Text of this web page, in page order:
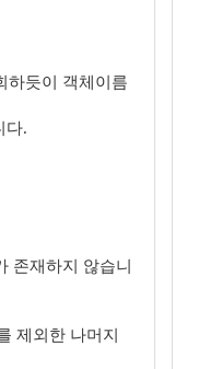
하듯이 객체이름
다.
존재하지 않습니
제외한 나머지